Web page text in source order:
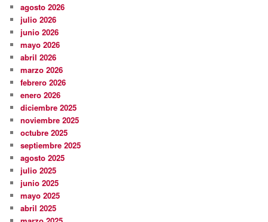
agosto 2026
julio 2026
junio 2026
mayo 2026
abril 2026
marzo 2026
febrero 2026
enero 2026
diciembre 2025
noviembre 2025
octubre 2025
septiembre 2025
agosto 2025
julio 2025
junio 2025
mayo 2025
abril 2025